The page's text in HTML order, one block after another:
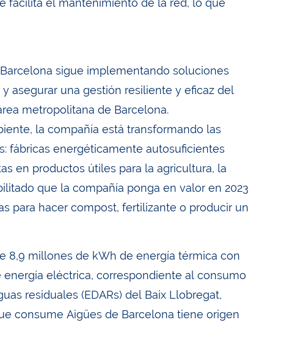
facilita el mantenimiento de la red, lo que
sigue implementando soluciones
asegurar una gestión resiliente y eficaz del
metropolitana de Barcelona.
la compañía está transformando las
fábricas energéticamente autosuficientes
en productos útiles para la agricultura, la
que la compañía ponga en valor en 2023
para hacer compost, fertilizante o producir un
8,9 millones de kWh de energía térmica con
eléctrica, correspondiente al consumo
residuales (EDARs) del Baix Llobregat,
consume Aigües de Barcelona tiene origen